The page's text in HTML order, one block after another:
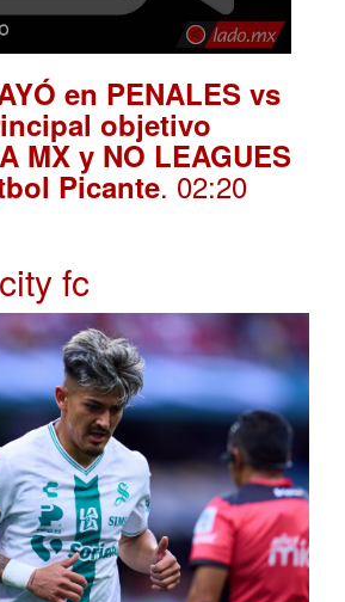
en PENALES vs
objetivo
MX y NO LEAGUES
Picante. 02:20
fc